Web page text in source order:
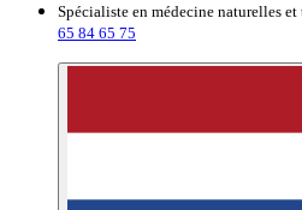
Spécialiste en médecine naturelles
65 84 65 75